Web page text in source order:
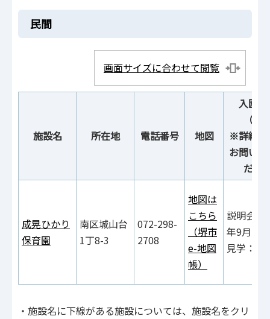
民間
画面サイズに合わせて閲覧
施設名 所在地 電話番号 地図
入園
（予
※詳細は
お問い
ださ
成晃ひかり
保育園
南区城山台
1丁8-3
072-298-
2708
地図は
こちら
（堺市
e-地図
帳）
説明会：
年9月5日
見学：随
・施設名に下線がある施設については、施設名をクリ